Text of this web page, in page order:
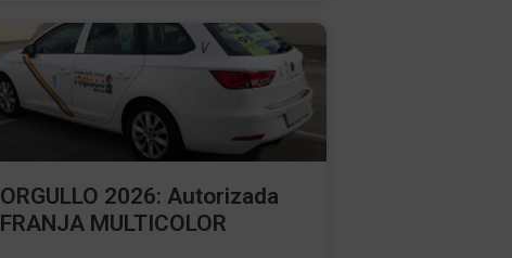
ORGULLO 2026: Autorizada
FRANJA MULTICOLOR